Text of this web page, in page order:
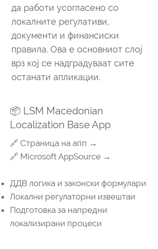
да работи усогласено со
локалните регулативи,
документи и финансиски
правила. Ова е основниот слој
врз кој се надградуваат сите
останати апликации.
📦 LSM Macedonian
Localization Base App
🔗 Страница на апп →
🔗 Microsoft AppSource →
ДДВ логика и законски формулари
Локални регулаторни извештаи
Подготовка за напредни
локализирани процеси